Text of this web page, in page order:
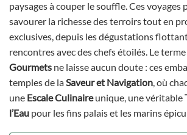
paysages à couper le souffle. Ces
savourer la richesse des terroirs tout en
exclusives, depuis les dégustations
rencontres avec des chefs étoilés. Le
Gourmets ne laisse aucun doute : ces
temples de la Saveur et Navigation , où
une Escale Culinaireunique, une véritable
l’Eau pour les fins palais et les marins